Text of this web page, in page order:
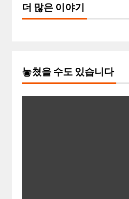
더 많은 이야기
놓쳤을 수도 있습니다